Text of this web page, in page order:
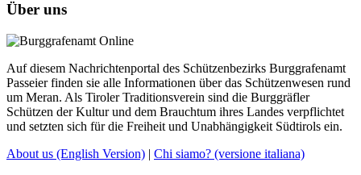
Über uns
Auf diesem Nachrichtenportal des Schützenbezirks Burggrafenamt
Passeier finden sie alle Informationen über das Schützenwesen rund
um Meran. Als Tiroler Traditionsverein sind die Burggräfler
Schützen der Kultur und dem Brauchtum ihres Landes verpflichtet
und setzten sich für die Freiheit und Unabhängigkeit Südtirols ein.
About us (English Version) | Chi siamo? (versione italiana)